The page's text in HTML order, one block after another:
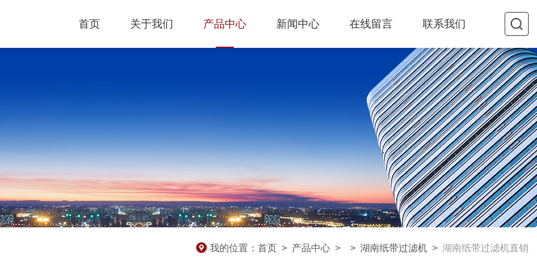
首页 关于我们 产品中心 新闻中心 在线留言 联系我们
我的位置： 首页 > 产品中心 > > 湖南纸带过滤机 > 湖南纸带过滤机直销